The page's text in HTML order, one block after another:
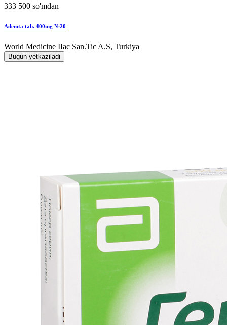
333 500 so'mdan
Ademta tab. 400mg №20
World Мedicine IIac San.Tic A.S, Turkiya
Bugun yetkaziladi